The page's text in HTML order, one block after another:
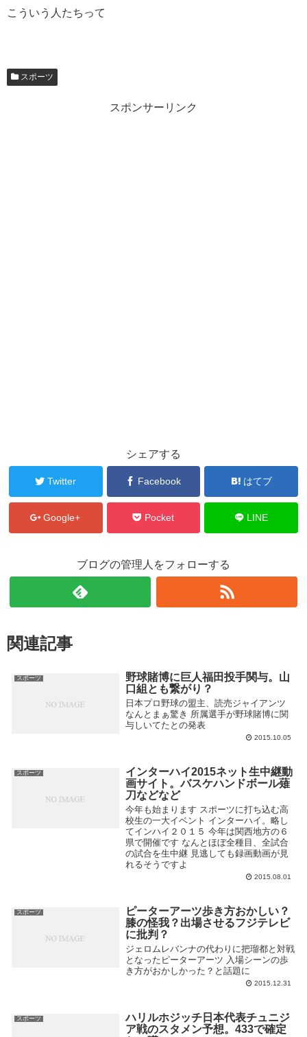
こういう人たちって
スポーツ
スポンサーリンク
シェアする
Twitter Facebook はてブ
Google+ Pocket LINE
ブログの管理人をフォローする
関連記事
スポーツ
野球賭博に巨人福田投手関与。山
口組とも繋がり？
日本プロ野球の盟主、読売ジャイアンツ
なんとまぁ驚き 所属選手が野球賭博に関
与しいてたとの発表
2015.10.05
スポーツ
インターハイ2015ネット生中継動
画サイト。バスケハンドボール薙
刀などなど
今年も始まります スポーツに打ち込む高
校生の一大イベント インターハイ。略し
てインハイ２０１５ 今年は関西地方の６
県で開催です なんとほぼ全種目、全試合
の試合を生中継 見逃しても録画動画が見
れるそうですよ
2015.08.01
スポーツ
ピーターアーツ歩き方おかしい？
膝の怪我？出場させるフジテレビ
に批判？
ジェロムレバンナの代わりに把瑠都と対戦
となったピーターアーツ 入場シーンの歩
き方がおかしかった？と話題に
2015.12.31
スポーツ
ハリルホジッチ日本代表チュニジ
ア戦のスタメン予想。433で確定